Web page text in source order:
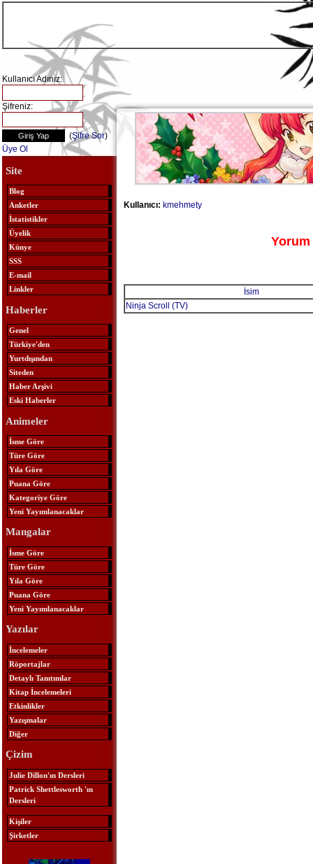
Kullanıcı Adınız:
Şifreniz:
(Şifre Sor)
Üye Ol
Site
Blog
Anketler
İstatistikler
Üyelik
Künye
SSS
E-mail
Linkler
Haberler
Genel
Türkiye'den
Yurtdışından
Siteden
Haber Arşivi
Eski Haberler
Animeler
İsme Göre
Türe Göre
Yıla Göre
Puana Göre
Kategoriye Göre
Yeni Yayımlanacaklar
Mangalar
İsme Göre
Türe Göre
Yıla Göre
Puana Göre
Yeni Yayımlanacaklar
Yazılar
İncelemeler
Röportajlar
Detaylı Tanıtımlar
Kitap İncelemeleri
Etkinlikler
Yazışmalar
Diğer
Çizim
Julie Dillon'ın Dersleri
Patrick Shettlesworth 'ın
Dersleri
Kişiler
Şirketler
Kullanıcı: kmehmety
Yorum
İsim
Ninja Scroll (TV)